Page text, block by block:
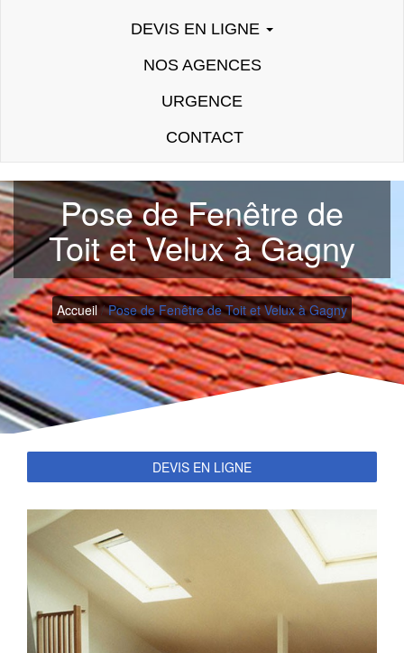
DEVIS EN LIGNE
NOS AGENCES
URGENCE
CONTACT
Pose de Fenêtre de
Toit et Velux à Gagny
Accueil/Pose de Fenêtre de Toit et Velux à Gagny
DEVIS EN LIGNE